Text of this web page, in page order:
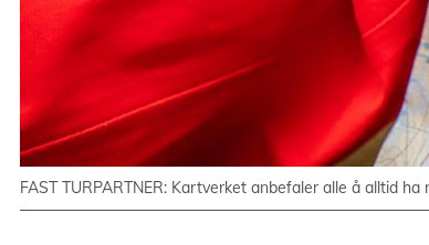
FAST TURPARTNER: Kartverket anbefaler alle å alltid